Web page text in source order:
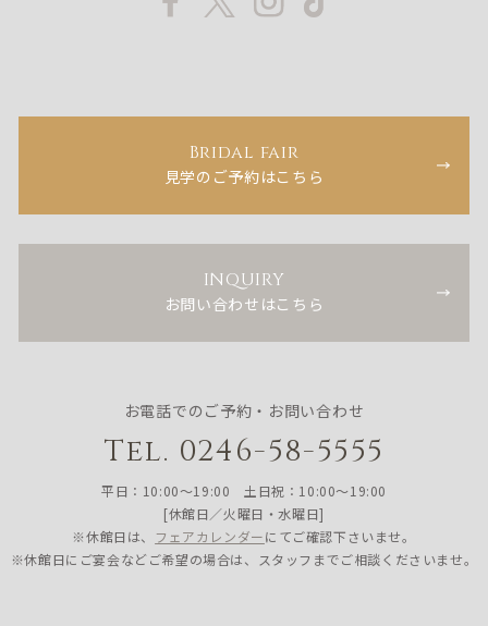
Bridal fair
見学のご予約はこちら
INQUIRY
お問い合わせはこちら
お電話でのご予約・お問い合わせ
Tel. 0246-58-5555
平日：10:00〜19:00 土日祝：10:00〜19:00
[休館日／火曜日・水曜日]
※休館日は、 フェアカレンダーにてご確認下さいませ。
※休館日にご宴会などご希望の場合は、スタッフまでご相談くださいませ。